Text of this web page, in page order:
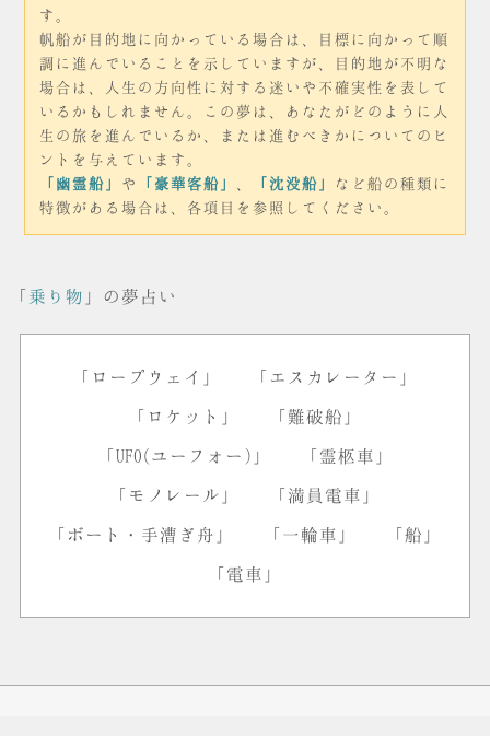
す。
帆船が目的地に向かっている場合は、目標に向かって順
調に進んでいることを示していますが、目的地が不明な
場合は、人生の方向性に対する迷いや不確実性を表して
いるかもしれません。この夢は、あなたがどのように人
生の旅を進んでいるか、または進むべきかについてのヒ
ントを与えています。
「幽霊船」 や 「豪華客船」 「沈没船」
など船の種類に
特徴がある場合は、各項目を参照してください。
「 乗り物 」の夢占い
「ロープウェイ」 「エスカレーター」
「ロケット」 「難破船」
「UFO(ユーフォー)」 「霊柩車」
「モノレール」 「満員電車」
「ボート・手漕ぎ舟」 「一輪車」 「船」
「電車」